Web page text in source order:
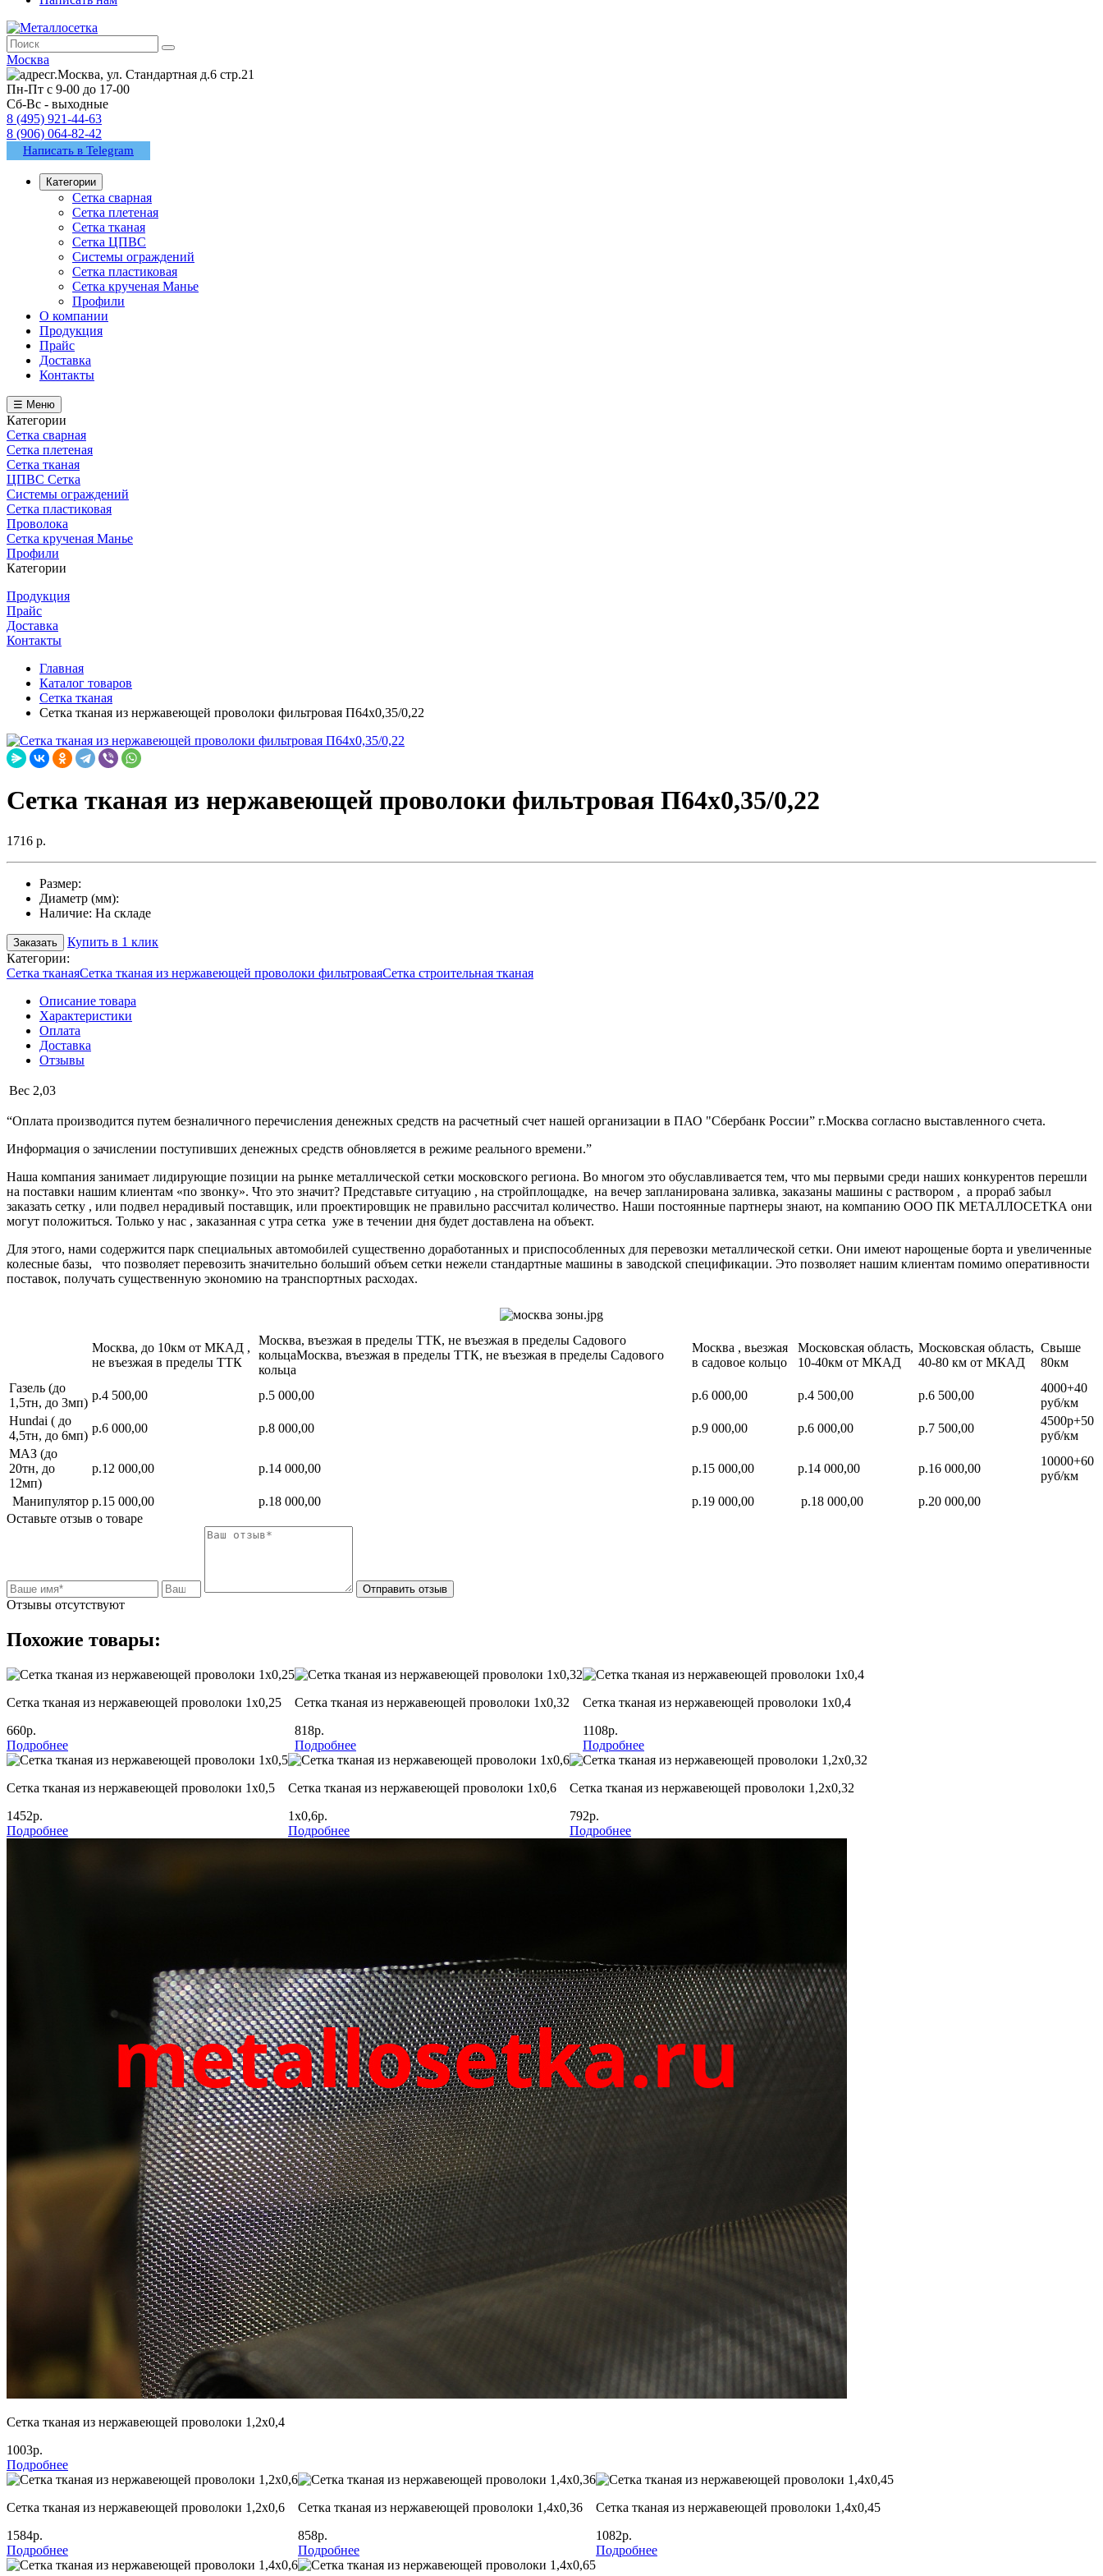
Москва
г.Москва, ул. Стандартная д.6 стр.21
Пн-Пт с 9-00 до 17-00
Сб-Вс - выходные
8 (495) 921-44-63
8 (906) 064-82-42
Написать в Telegram
Категории
Сетка сварная
Сетка плетеная
Сетка тканая
Сетка ЦПВС
Системы ограждений
Сетка пластиковая
Сетка крученая Манье
Профили
О компании
Продукция
Прайс
Доставка
Контакты
☰ Меню
Категории
Сетка сварная
Сетка плетеная
Сетка тканая
ЦПВС Сетка
Системы ограждений
Сетка пластиковая
Проволока
Сетка крученая Манье
Профили
Категории
Продукция
Прайс
Доставка
Контакты
Главная
Каталог товаров
Сетка тканая
Сетка тканая из нержавеющей проволоки фильтровая П64х0,35/0,22
Сетка тканая из нержавеющей проволоки фильтровая П64х0,35/0,22
1716 р.
Размер:
Диаметр (мм):
Наличие: На складе
Заказать
Купить в 1 клик
Категории:
Сетка тканаяСетка тканая из нержавеющей проволоки фильтроваяСетка строительная тканая
Описание товара
Характеристики
Оплата
Доставка
Отзывы
Вес 2,03
“Оплата производится путем безналичного перечисления денежных средств на расчетный счет нашей организации в ПАО "Сбербанк России” г.Москва согласно выставленного счета.
Информация о зачислении поступивших денежных средств обновляется в режиме реального времени.”
Наша компания занимает лидирующие позиции на рынке металлической сетки московского региона. Во многом это обуславливается тем, что мы первыми среди наших конкурентов перешли
на поставки нашим клиентам «по звонку». Что это значит? Представьте ситуацию , на стройплощадке, на вечер запланирована заливка, заказаны машины с раствором , а прораб забыл
заказать сетку , или подвел нерадивый поставщик, или проектировщик не правильно рассчитал количество. Наши постоянные партнеры знают, на компанию ООО ПК МЕТАЛЛОСЕТКА они
могут положиться. Только у нас , заказанная с утра сетка уже в течении дня будет доставлена на объект.
Для этого, нами содержится парк специальных автомобилей существенно доработанных и приспособленных для перевозки металлической сетки. Они имеют нарощеные борта и увеличенные
колесные базы, что позволяет перевозить значительно больший объем сетки нежели стандартные машины в заводской спецификации. Это позволяет нашим клиентам помимо оперативности
поставок, получать существенную экономию на транспортных расходах.
Москва, до 10км от МКАД ,
не въезжая в пределы ТТК
Москва, въезжая в пределы ТТК, не въезжая в пределы Садового
кольцаМосква, въезжая в пределы ТТК, не въезжая в пределы Садового
кольца
Москва , вьезжая
в садовое кольцо
Московская область,
10-40км от МКАД
Московская область,
40-80 км от МКАД
Свыше
80км
Газель (до
1,5тн, до 3мп)
р.4 500,00 р.5 000,00 р.6 000,00 р.4 500,00 р.6 500,00
4000+40
руб/км
Hundai ( до
4,5тн, до 6мп)
р.6 000,00 р.8 000,00 р.9 000,00 р.6 000,00 р.7 500,00
4500р+50
руб/км
МАЗ (до
20тн, до
12мп)
р.12 000,00 р.14 000,00 р.15 000,00 р.14 000,00 р.16 000,00
10000+60
руб/км
Манипулятор р.15 000,00 р.18 000,00 р.19 000,00 р.18 000,00
р.20 000,00
Оставьте отзыв о товаре
Отправить отзыв
Отзывы отсутствуют
Похожие товары:
Сетка тканая из нержавеющей проволоки 1х0,25
660р.
Подробнее
Сетка тканая из нержавеющей проволоки 1х0,32
818р.
Подробнее
Сетка тканая из нержавеющей проволоки 1х0,4
1108р.
Подробнее
Сетка тканая из нержавеющей проволоки 1х0,5
1452р.
Подробнее
Сетка тканая из нержавеющей проволоки 1х0,6
1х0,6р.
Подробнее
Сетка тканая из нержавеющей проволоки 1,2х0,32
792р.
Подробнее
Сетка тканая из нержавеющей проволоки 1,2х0,4
1003р.
Подробнее
Сетка тканая из нержавеющей проволоки 1,2х0,6
1584р.
Подробнее
Сетка тканая из нержавеющей проволоки 1,4х0,36
858р.
Подробнее
Сетка тканая из нержавеющей проволоки 1,4х0,45
1082р.
Подробнее